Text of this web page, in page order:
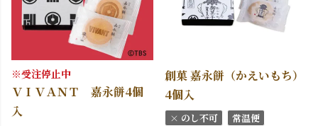
※受注停止中
ＶＩＶＡＮＴ 嘉永餅4個
入
創菓 嘉永餅（かえいもち）
4個入
× のし不可 常温便